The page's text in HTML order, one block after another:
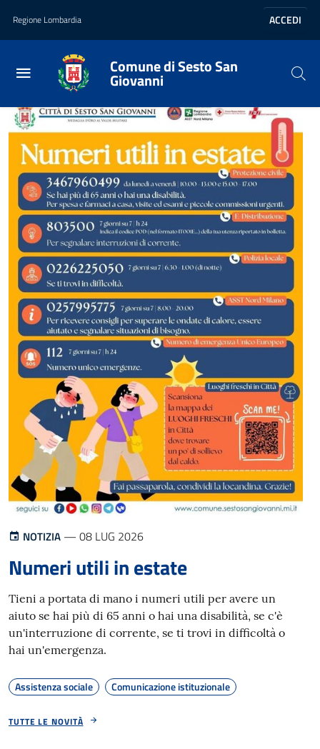
Vai al contenuto principale
Vai al footer
Regione Lombardia ACCEDI
Comune di Sesto San
Giovanni
NOTIZIA — 08 LUG 2026
Numeri utili in estate
Tieni a portata di mano i numeri utili per avere un
aiuto se hai più di 65 anni o hai una disabilità, se c'è
un'interruzione di corrente, se ti trovi in difficoltà o
hai un'emergenza.
Assistenza sociale Comunicazione istituzionale
TUTTE LE NOVITÀ
08
LUG
2026